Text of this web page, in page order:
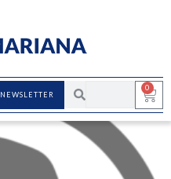
0
NEWSLETTER